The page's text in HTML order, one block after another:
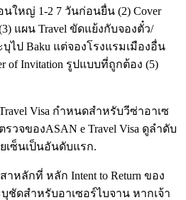
ใหญ่ 1-2 7 วันก่อนยื่น (2) Cover
แผน Travel ขัดแย้งกับจองตั๋ว/
ไป Baku แต่จองโรงแรมเมืองอื่น
of Invitation รูปแบบที่ถูกต้อง (5)
Visa กำหนดสำหรับวีซ่าอาเซ
วจของASAN e Travel Visa ดูลำดับ
ซ็นเป็นอันดับแรก.
สาหลักที่ หลัก Intent to Return ของ
ชัดสำหรับอาเซอร์ไบจาน หากเจ้า